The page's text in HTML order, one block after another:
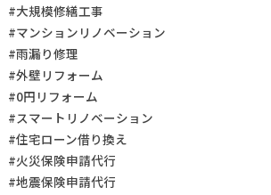
#大規模修繕工事
#マンションリノベーション
#雨漏り修理
#外壁リフォーム
#0円リフォーム
#スマートリノベーション
#住宅ローン借り換え
#火災保険申請代行
#地震保険申請代行